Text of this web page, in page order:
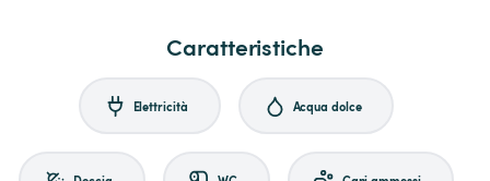
Caratteristiche
Elettricità Acqua dolce